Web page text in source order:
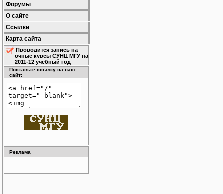
Форумы
О сайте
Ссылки
Карта сайта
Проводится запись на
очные курсы СУНЦ МГУ на
2011-12 учебный год
Поставьте ссылку на наш
сайт:
Реклама